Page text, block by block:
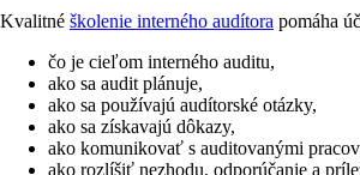
Kvalitné školenie interného audítora pomáha
čo je cieľom interného auditu,
ako sa audit plánuje,
ako sa používajú audítorské otázky,
ako sa získavajú dôkazy,
ako komunikovať s auditovanými
ako rozlíšiť nezhodu, odporúčanie a